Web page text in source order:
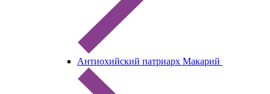
Антиохийский патриарх Макарий